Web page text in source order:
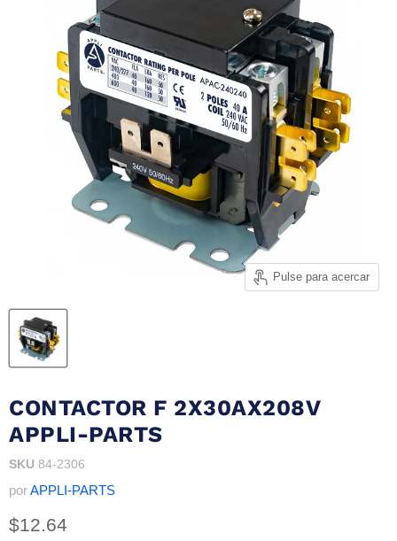
Pulse para acercar
CONTACTOR F 2X30AX208V
APPLI-PARTS
SKU 84-2306
porAPPLI-PARTS
Precio actual
$12.64